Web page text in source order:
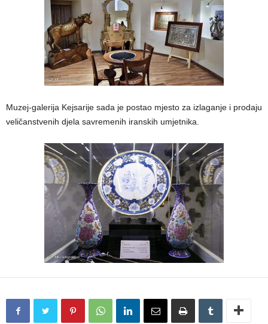
Muzej-galerija Kejsarije sada je postao mjesto za izlaganje i prodaju
veličanstvenih djela savremenih iranskih umjetnika.